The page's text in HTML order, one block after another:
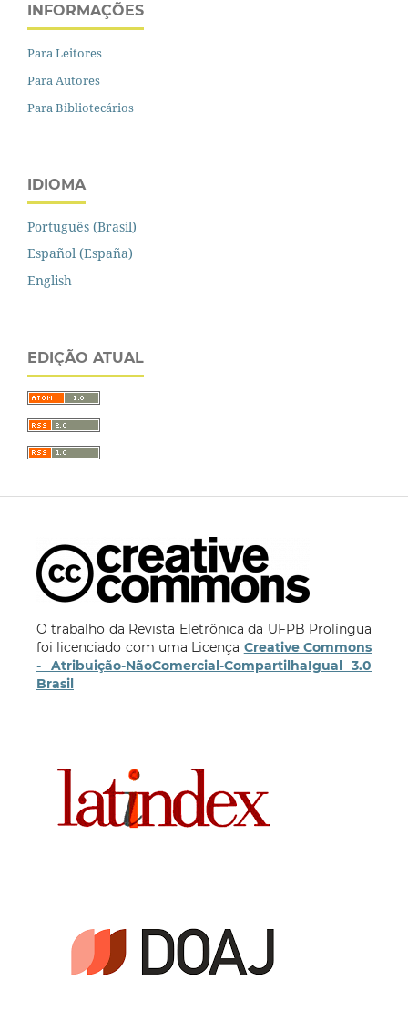
INFORMAÇÕES
Para Leitores
Para Autores
Para Bibliotecários
IDIOMA
Português (Brasil)
Español (España)
English
EDIÇÃO ATUAL
O trabalho da Revista Eletrônica da UFPB Prolíngua
foi licenciado com uma Licença Creative Commons
- Atribuição-NãoComercial-CompartilhaIgual 3.0
Brasil